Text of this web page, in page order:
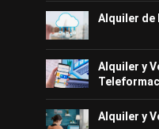
Alquiler de
Alquiler y
Alquiler y